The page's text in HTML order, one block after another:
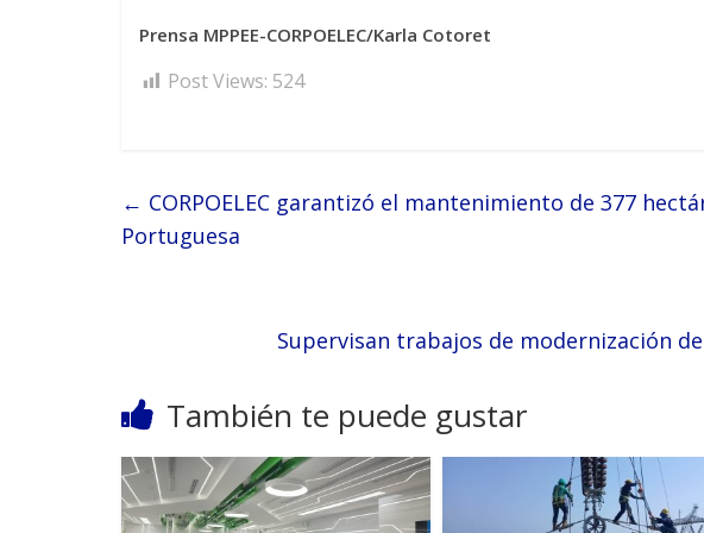
Prensa MPPEE-CORPOELEC/Karla Cotoret
Post Views: 524
← CORPOELEC garantizó el mantenimiento de 377
Portuguesa
Supervisan trabajos de modernización
También te puede gustar